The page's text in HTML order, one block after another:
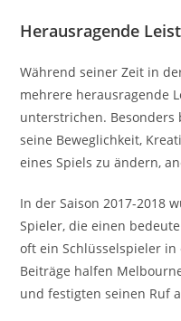
Herausragende
Während seiner Zeit in
mehrere herausragende
unterstrichen. Besonders
seine Beweglichkeit,
eines Spiels zu ändern,
In der Saison 2017-2018
Spieler, die einen
oft ein Schlüsselspieler
Beiträge halfen
und festigten seinen Ruf